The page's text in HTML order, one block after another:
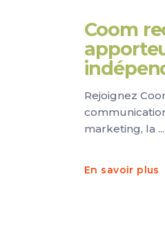
Coom
Rejoignez
marketing, la
En savoir plus